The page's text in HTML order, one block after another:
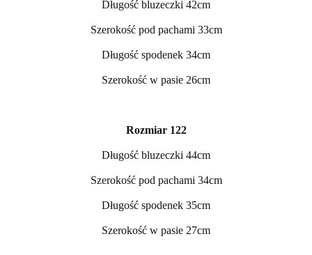
Długość bluzeczki 42cm
Szerokość pod pachami 33cm
Długość spodenek 34cm
Szerokość w pasie 26cm
Rozmiar 122
Długość bluzeczki 44cm
Szerokość pod pachami 34cm
Długość spodenek 35cm
Szerokość w pasie 27cm